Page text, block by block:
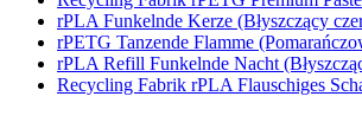
rPLA Funkelnde Kerze (Błyszczący
rPETG Tanzende Flamme
rPLA Refill Funkelnde Nacht
Recycling Fabrik rPLA Flauschiges